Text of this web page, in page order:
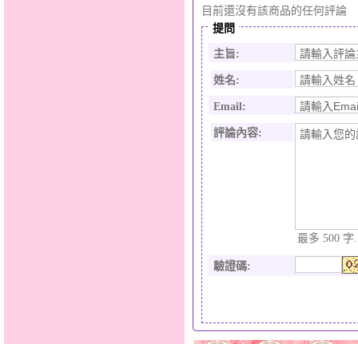
目前還沒有該商品的任何評論
提問
主旨:
姓名:
Email:
評論內容:
最多 500 字.
驗證碼: